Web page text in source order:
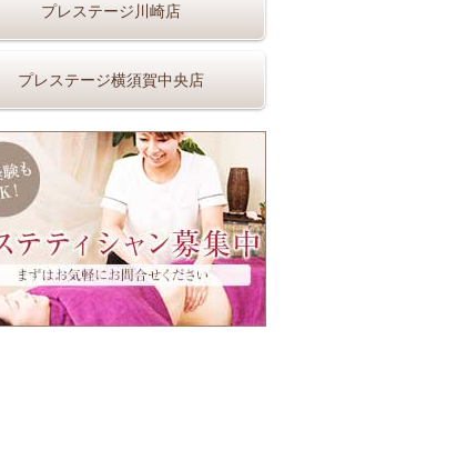
プレステージ川崎店
プレステージ横須賀中央店